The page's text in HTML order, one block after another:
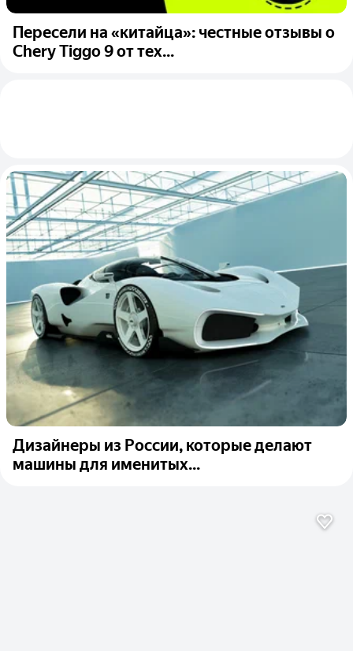
Пересели на «китайца»: честные отзывы о
Chery Tiggo 9 от тех...
Дизайнеры из России, которые делают
машины для именитых...